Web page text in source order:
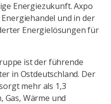
Energiezukunft. Axpo
und in der
Energielösungen für
ist der führende
in Ostdeutschland. Der
mehr als 1,3
Gas, Wärme und